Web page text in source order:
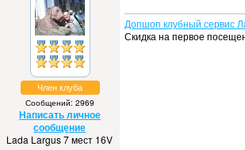
Член клуба
Сообщений: 2969
Написать личное
сообщение
Lada Largus 7 мест 16V
Допшоп клубный сервис
Скидка на первое